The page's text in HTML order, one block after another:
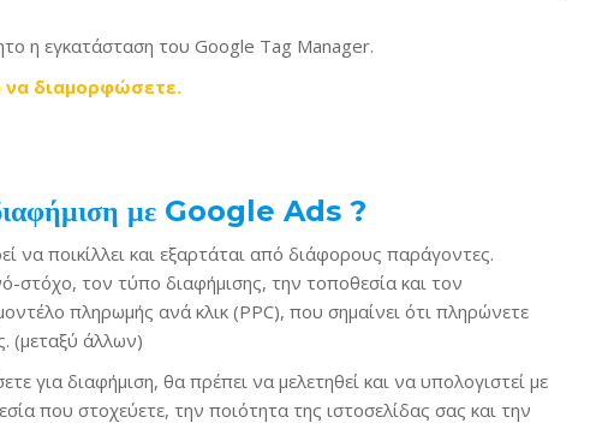
η εγκατάσταση του Google Tag Manager.
να διαμορφώσετε.
διαφήμιση με Google Ads ?
να ποικίλλει και εξαρτάται από διάφορους παράγοντες.
στόχο, τον τύπο διαφήμισης, την τοποθεσία και τον
πληρωμής ανά κλικ (PPC), που σημαίνει ότι πληρώνετε
(μεταξύ άλλων)
για διαφήμιση, θα πρέπει να μελετηθεί και να υπολογιστεί με
που στοχεύετε, την ποιότητα της ιστοσελίδας σας και την